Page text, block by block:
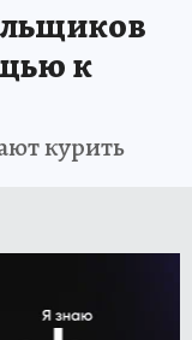
к
курить